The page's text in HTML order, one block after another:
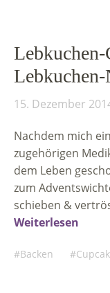
15. Dezember
Nachdem mich
zugehörigen
dem Leben
zum
schieben &
Weiterlesen
Backen